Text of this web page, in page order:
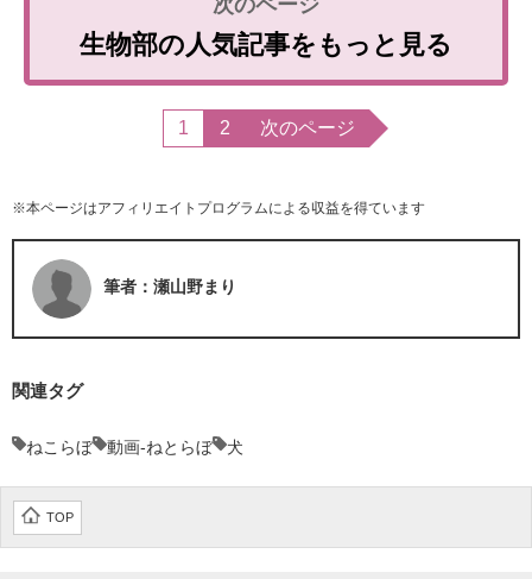
生物部の人気記事をもっと見る
1 2 次のページ
※本ページはアフィリエイトプログラムによる収益を得ています
筆者：瀬山野まり
関連タグ
ねこらぼ 動画-ねとらぼ 犬
TOP